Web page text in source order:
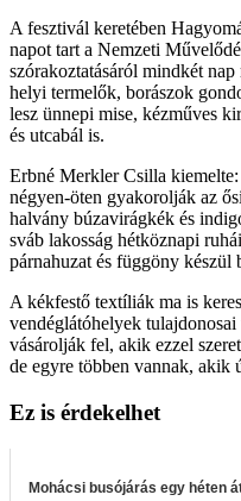
A fesztivál keretében
napot tart a Nemzeti
szórakoztatásáról mindkét
helyi termelők, borászok
lesz ünnepi mise, kézműves
és utcabál is.
Erbné Merkler Csilla
négyen-öten gyakorolják az
halvány búzavirágkék és
sváb lakosság hétköznapi
párnahuzat és függöny készül
A kékfestő textíliák ma is
vendéglátóhelyek
vásárolják fel, akik ezzel
de egyre többen vannak,
Ez is érdekelhet
Mohácsi busójárás egy héten